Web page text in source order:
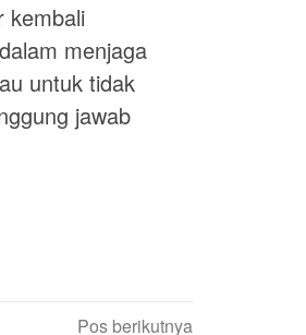
kembali
menjaga
untuk tidak
jawab
Pos berikutnya